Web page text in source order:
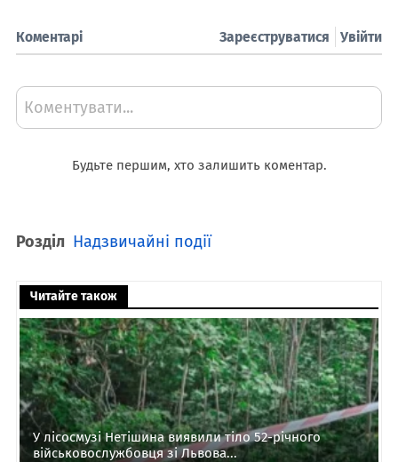
Коментарі Увійти
Зареєструватися
Коментувати...
Будьте першим, хто залишить коментар.
Розділ Надзвичайні події
Читайте також
У лісосмузі Нетішина виявили тіло 52-річного
військовослужбовця зі Львова...